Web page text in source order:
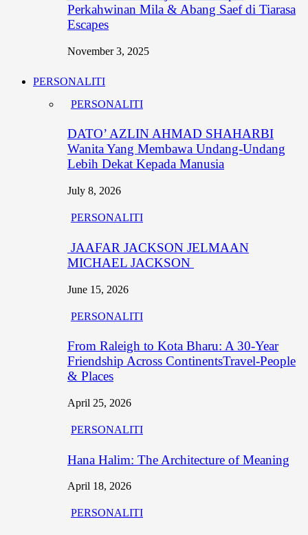
Perkahwinan Mila & Abang Saef di Tiarasa
Escapes
November 3, 2025
PERSONALITI
PERSONALITI
DATO’ AZLIN AHMAD SHAHARBI
Wanita Yang Membawa Undang-Undang
Lebih Dekat Kepada Manusia
July 8, 2026
PERSONALITI
JAAFAR JACKSON JELMAAN
MICHAEL JACKSON
June 15, 2026
PERSONALITI
From Raleigh to Kota Bharu: A 30-Year
Friendship Across ContinentsTravel-People
& Places
April 25, 2026
PERSONALITI
Hana Halim: The Architecture of Meaning
April 18, 2026
PERSONALITI